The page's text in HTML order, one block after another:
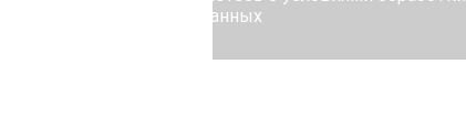
персональных данных